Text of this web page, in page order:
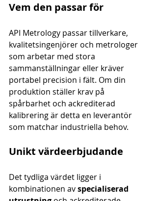
Vem den passar för
API Metrology passar tillverkare,
kvalitetsingenjörer och metrologer
som arbetar med stora
sammanställningar eller kräver
portabel precision i fält. Om din
produktion ställer krav på
spårbarhet och ackrediterad
kalibrering är detta en leverantör
som matchar industriella behov.
Unikt värdeerbjudande
Det tydliga värdet ligger i
kombinationen av specialiserad